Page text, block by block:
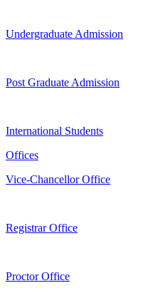
Undergraduate Admission
Post Graduate Admission
International Students
Offices
Vice-Chancellor Office
Registrar Office
Proctor Office